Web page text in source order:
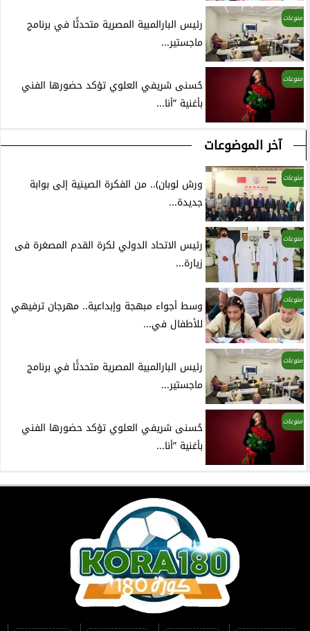
منوعات
رئيس البارالمبية المصرية متحدثًا في برنامج
ماجستير...
منوعات
حُسنى شريفي العلوي تؤكد حضورها الفني
بأغنية ”أنا...
آخر الموضوعات
منوعات
ورش لوبان).. من الفكرة الصينية إلى بوابة
جديدة...
منوعات
رئيس الاتحاد الدولي لكرة القدم المصغرة فى
زيارة...
منوعات
وسط أجواء مبهجة وإبداعية.. مهرجان ترفيهي
للأطفال في...
منوعات
رئيس البارالمبية المصرية متحدثًا في برنامج
ماجستير...
منوعات
حُسنى شريفي العلوي تؤكد حضورها الفني
بأغنية ”أنا...